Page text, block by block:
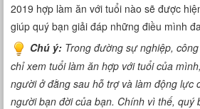
2019 hợp làm ăn với tuổi nào sẽ được
giúp quý bạn giải đáp những điều mình
Chú ý: Trong đường sự nghiệp,
chỉ xem tuổi làm ăn hợp với tuổi của
người ở đằng sau hỗ trợ và làm động lực
người bạn đời của bạn. Chính vì thế, quý